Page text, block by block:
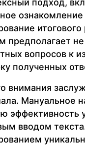
предполагает
вопросов к
полученных
внимания
Мануальное
эффективность
вводом